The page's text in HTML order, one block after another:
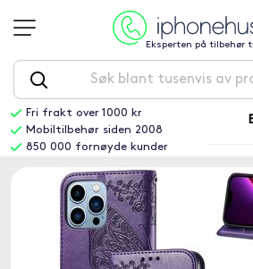
Eksperten på tilbehør
Fri frakt over 1000 kr
Mobiltilbehør siden 2008
850 000 fornøyde kunder